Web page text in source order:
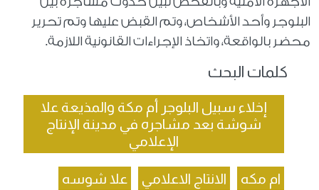
البلوجر وأحد الأشخاص، وتم القبض عليها وتم تحرير
محضر بالواقعة، واتخاذ الإجراءات القانونية اللازمة.
كلمات البحث
إخلاء سبيل البلوجر أم مكة والمذيعة علا
شوشة بعد مشاجره في مدينة الإنتاج
الإعلامي
ام مكه الانتاج الاعلامي علا شوسه